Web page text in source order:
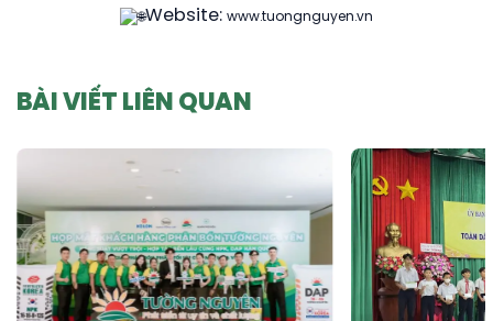
Website: www.tuongnguyen.vn
BÀI VIẾT LIÊN QUAN